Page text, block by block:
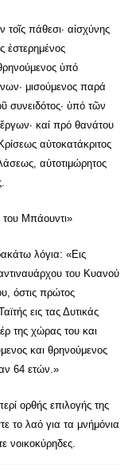
τοῖς πάθεσι· αἰσχύνης
ἐστερημένος
ὑπό
μισούμενος παρά
συνειδότος· ὑπό τῶν
καί πρό θανάτου
αὐτοκατάκριτος
αὐτοτιμώρητος
Μπάουντι»
λόγια: «Εις
του Κυανού
όστις πρώτος
εις τας Δυτικάς
της χώρας του και
και θρηνούμενος
64 ετών.»
ορθής επιλογής της
το λαό για τα μνήμόνια
νοικοκύρηδες.